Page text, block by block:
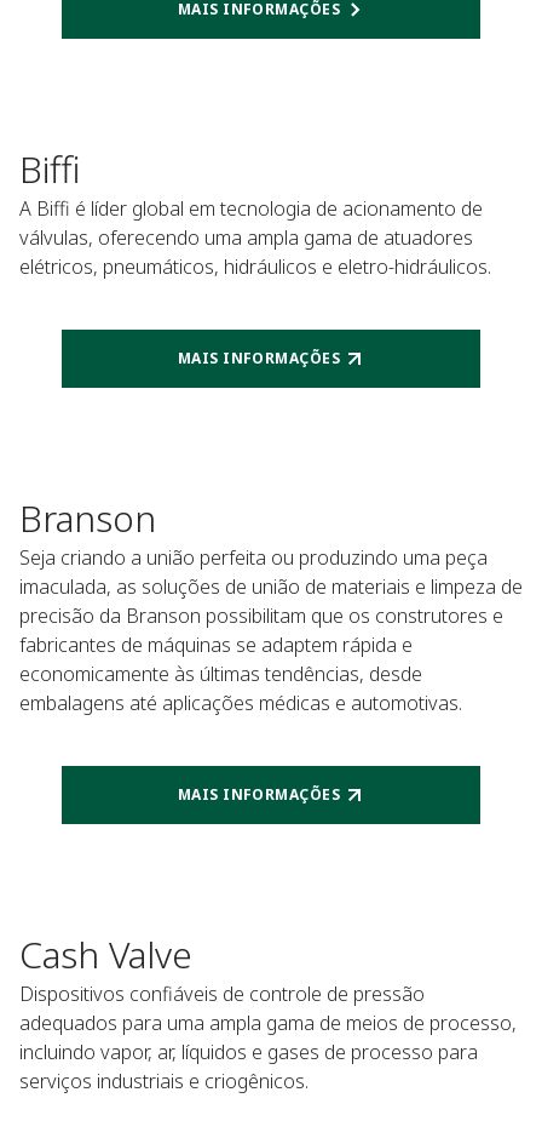
MAIS INFORMAÇÕES
Biffi
A Biffi é líder global em tecnologia de acionamento de
válvulas, oferecendo uma ampla gama de atuadores
elétricos, pneumáticos, hidráulicos e eletro-hidráulicos.
MAIS INFORMAÇÕES
Branson
Seja criando a união perfeita ou produzindo uma peça
imaculada, as soluções de união de materiais e limpeza de
precisão da Branson possibilitam que os construtores e
fabricantes de máquinas se adaptem rápida e
economicamente às últimas tendências, desde
embalagens até aplicações médicas e automotivas.
MAIS INFORMAÇÕES
Cash Valve
Dispositivos confiáveis de controle de pressão
adequados para uma ampla gama de meios de processo,
incluindo vapor, ar, líquidos e gases de processo para
serviços industriais e criogênicos.